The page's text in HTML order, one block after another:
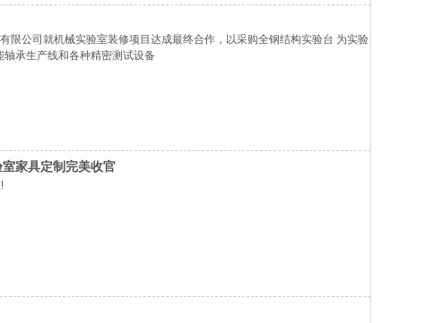
限公司就机械实验室装修项目达成最终合作，以采购全钢结构实验台 为实验
承生产线和各种精密测试设备
家具定制完美收官